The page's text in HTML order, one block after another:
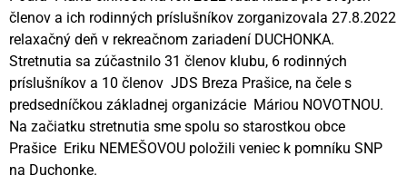
členov a ich rodinných príslušníkov zorganizovala 27.8.2022
relaxačný deň v rekreačnom zariadení DUCHONKA.
Stretnutia sa zúčastnilo 31 členov klubu, 6 rodinných
príslušníkov a 10 členov JDS Breza Prašice, na čele s
predsedníčkou základnej organizácie Máriou NOVOTNOU.
Na začiatku stretnutia sme spolu so starostkou obce
Prašice Eriku NEMEŠOVOU položili veniec k pomníku SNP
na Duchonke.